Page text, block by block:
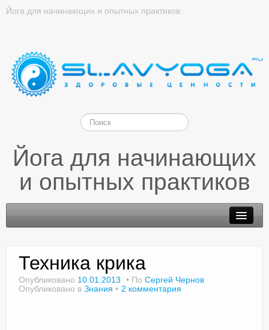
Йога для начинающих и опытных практиков
Йога для начинающих
и опытных практиков
Техника крика
Опубликовано 10.01.2013 По Сергей Чернов
Опубликовано в Знания 2 комментария